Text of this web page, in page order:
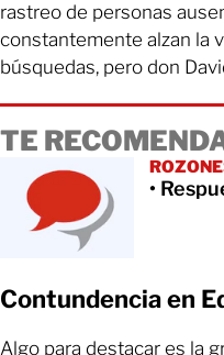
rastreo de personas
constantemente alzan la
búsquedas, pero don
TE
•
Contundencia en
Algo para destacar es la